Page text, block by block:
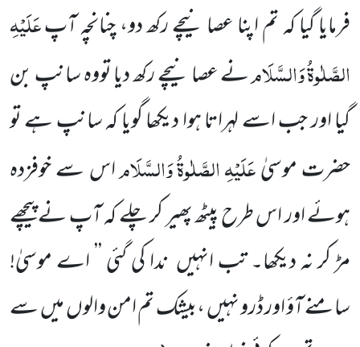
فرمایا گیا کہ تم اپنا عصا نیچے رکھ دو، چنانچہ آپعَلَیْہِ
الصَّلٰوۃُوَالسَّلَامنے عصا نیچے رکھ دیا تووہ سانپ بن
گیا اور جب اسے لہراتا ہوا دیکھا گویا کہ سانپ ہے تو
حضرت موسیٰعَلَیْہِالصَّلٰوۃُوَالسَّلَاماس سے خوفزدہ
ہوئے اور اس طرح پیٹھ پھیر کر چلے کہ آپ نے پیچھے
مڑ کر نہ دیکھا۔ تب انہیں ندا کی گئی ’’ اے موسیٰ!
سامنے آؤ اور ڈرو نہیں ،بیشک تم امن والوں میں سے